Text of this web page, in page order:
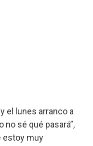
el lunes arranco a
no sé qué pasará”,
estoy muy